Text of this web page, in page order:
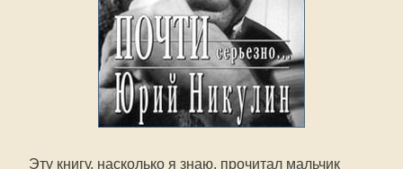
Эту книгу, насколько я знаю, прочитал мальчик